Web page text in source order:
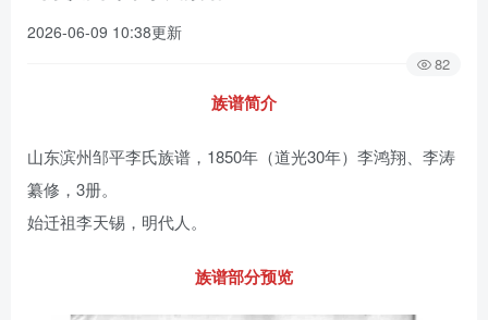
2026-06-09 10:38更新
82
族谱简介
山东滨州邹平李氏族谱，1850年（道光30年）李鸿翔、李涛
纂修，3册。
始迁祖李天锡，明代人。
族谱部分预览